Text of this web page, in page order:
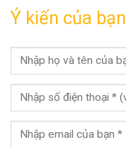
Ý kiến của bạn